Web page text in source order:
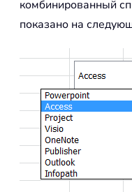
комбинированный
показано на